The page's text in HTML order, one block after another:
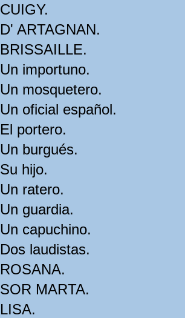
CUIGY.
D' ARTAGNAN.
BRISSAILLE.
Un importuno.
Un mosquetero.
Un oficial español.
El portero.
Un burgués.
Su hijo.
Un ratero.
Un guardia.
Un capuchino.
Dos laudistas.
ROSANA.
SOR MARTA.
LISA.